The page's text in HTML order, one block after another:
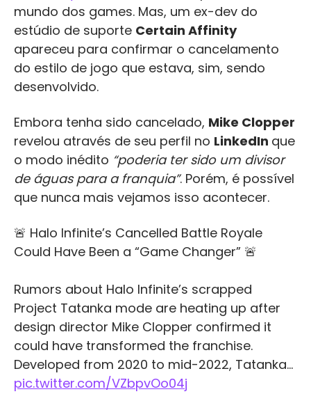
mundo dos games. Mas, um ex-dev do
estúdio de suporte Certain Affinity
apareceu para confirmar o cancelamento
do estilo de jogo que estava, sim, sendo
desenvolvido.
Embora tenha sido cancelado, Mike Clopper
revelou através de seu perfil no LinkedIn que
o modo inédito “poderia ter sido um divisor
de águas para a franquia”. Porém, é possível
que nunca mais vejamos isso acontecer.
🚨 Halo Infinite’s Cancelled Battle Royale
Could Have Been a “Game Changer” 🚨
Rumors about Halo Infinite’s scrapped
Project Tatanka mode are heating up after
design director Mike Clopper confirmed it
could have transformed the franchise.
Developed from 2020 to mid-2022, Tatanka…
pic.twitter.com/VZbpvOo04j